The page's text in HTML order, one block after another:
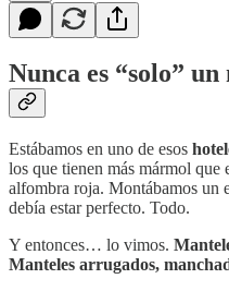
Nunca es “solo”
Estábamos en uno de esos
los que tienen más mármol que
alfombra roja. Montábamos un
debía estar perfecto. Todo.
Y entonces… lo vimos.
Manteles arrugados,